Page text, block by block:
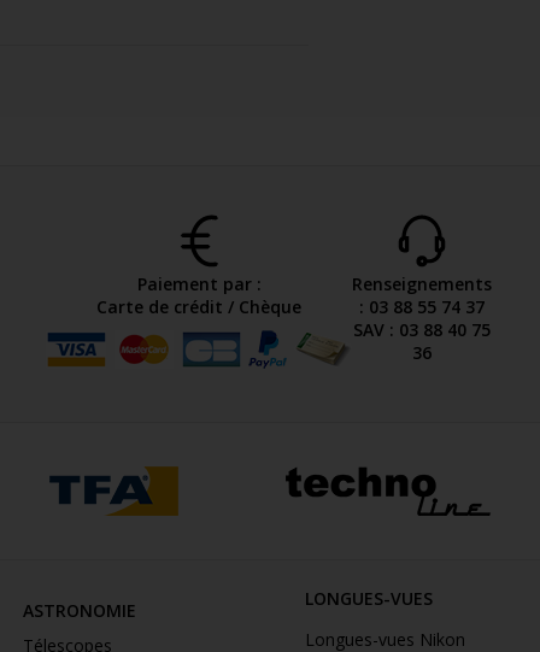
Paiement par :
Carte de crédit / Chèque
Renseignements
: 03 88 55 74 37
SAV : 03 88 40 75
36
ASTRONOMIE
Télescopes
LONGUES-VUES
Longues-vues Nikon